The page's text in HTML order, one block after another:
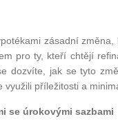
zásadní
pro ty, kteří chtějí
dozvíte, jak se tyto
využili příležitosti a
se úrokovými sazbami